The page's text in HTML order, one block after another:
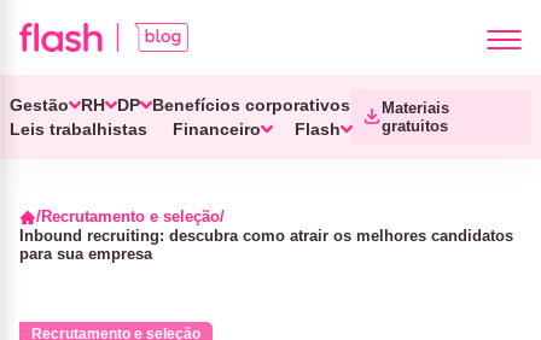
Gestão RH DP
Benefícios corporativos
Leis trabalhistas
Financeiro Flash
Materiais
gratuitos
Recrutamento e seleção
Inbound recruiting: descubra como atrair os melhores candidatos
para sua empresa
Recrutamento e seleção